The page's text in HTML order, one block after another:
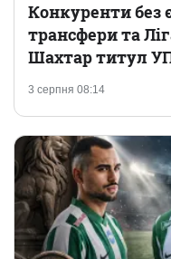
3 серпня 08:14
Конкуренти без
трансфери та
Шахтар титул